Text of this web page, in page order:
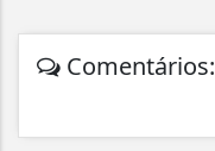
Comentários: